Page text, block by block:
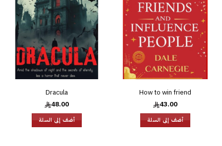
الرغبات
How to win friend
43.00
أضف إلى السلة
الرغبات
Dracula
48.00
أضف إلى السلة